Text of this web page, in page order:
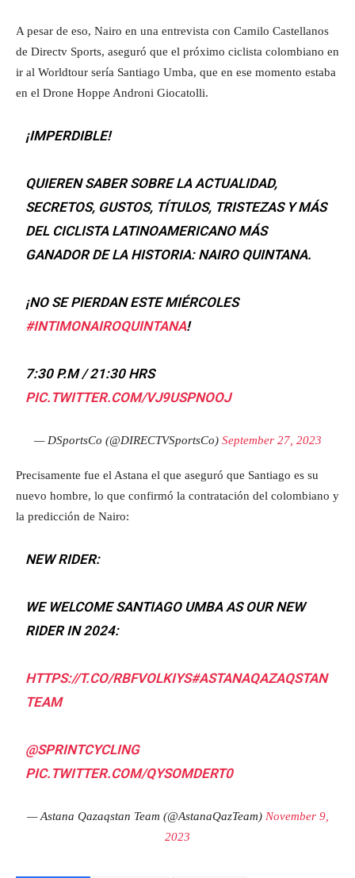
A pesar de eso, Nairo en una entrevista con Camilo Castellanos
de Directv Sports, aseguró que el próximo ciclista colombiano en
ir al Worldtour sería Santiago Umba, que en ese momento estaba
en el Drone Hoppe Androni Giocatolli.
¡IMPERDIBLE!
QUIEREN SABER SOBRE LA ACTUALIDAD,
SECRETOS, GUSTOS, TÍTULOS, TRISTEZAS Y MÁS
DEL CICLISTA LATINOAMERICANO MÁS
GANADOR DE LA HISTORIA: NAIRO QUINTANA.
¡NO SE PIERDAN ESTE MIÉRCOLES
#INTIMONAIROQUINTANA!
7:30 P.M / 21:30 HRS
PIC.TWITTER.COM/VJ9USPNOOJ
— DSportsCo (@DIRECTVSportsCo) September 27, 2023
Precisamente fue el Astana el que aseguró que Santiago es su
nuevo hombre, lo que confirmó la contratación del colombiano y
la predicción de Nairo:
NEW RIDER:
WE WELCOME SANTIAGO UMBA AS OUR NEW
RIDER IN 2024:
HTTPS://T.CO/RBFVOLKIYS#ASTANAQAZAQSTAN
TEAM
@SPRINTCYCLING
PIC.TWITTER.COM/QYSOMDERT0
— Astana Qazaqstan Team (@AstanaQazTeam) November 9,
2023